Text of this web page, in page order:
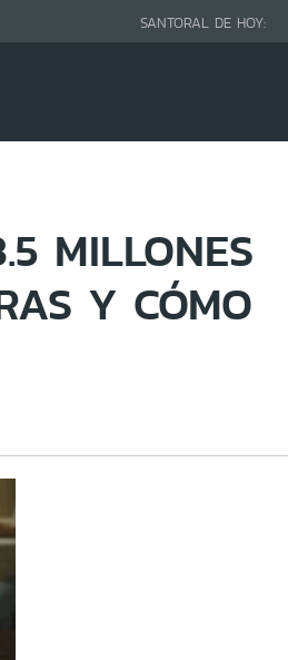
SANTORAL DE HOY:
MILLONES
Y CÓMO